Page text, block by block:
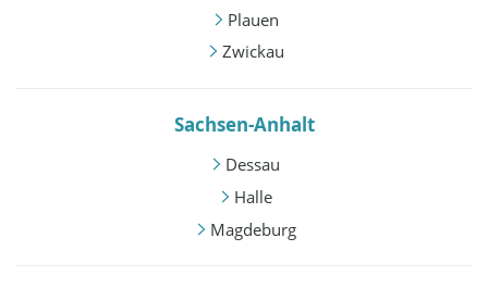
Plauen
Zwickau
Sachsen-Anhalt
Dessau
Halle
Magdeburg